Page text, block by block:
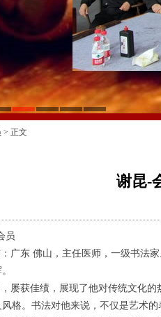
> 正文
谢昆-
员
广东 佛山，主任医师，一级书法
屡获佳绩，展现了他对传统文化
格。书法对他来说，不仅是艺术的